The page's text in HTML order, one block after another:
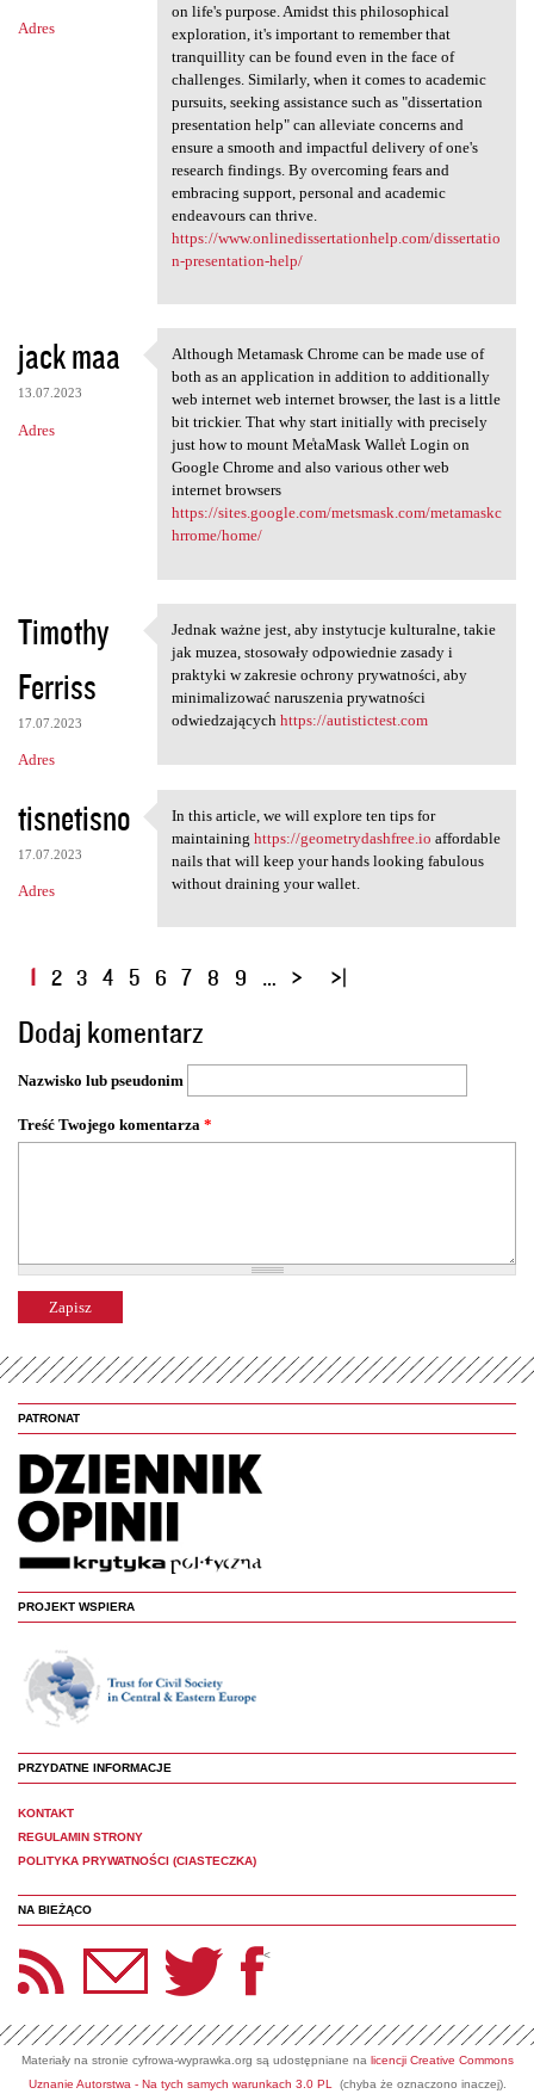
Adres
on life's purpose. Amidst this philosophical
exploration, it's important to remember that
tranquillity can be found even in the face of
challenges. Similarly, when it comes to academic
pursuits, seeking assistance such as "dissertation
presentation help" can alleviate concerns and
ensure a smooth and impactful delivery of one's
research findings. By overcoming fears and
embracing support, personal and academic
endeavours can thrive.
https://www.onlinedissertationhelp.com/dissertatio
n-presentation-help/
jack maa
13.07.2023
Adres
Although Metamask Chrome can
Although Metamask Chrome can be made use of
both as an application in addition to additionally
web internet web internet browser, the last is a little
bit trickier. That why start initially with precisely
just how to mount Me̾taMask Walle̾t Login on
Google Chrome and also various other web
internet browsers
https://sites.google.com/metsmask.com/metamaskc
hrrome/home/
Timothy
Ferriss
17.07.2023
Adres
Jednak ważne jest, aby
Jednak ważne jest, aby instytucje kulturalne, takie
jak muzea, stosowały odpowiednie zasady i
praktyki w zakresie ochrony prywatności, aby
minimalizować naruszenia prywatności
odwiedzających https://autistictest.com
tisnetisno
17.07.2023
Adres
In this article, we will
In this article, we will explore ten tips for
maintaining https://geometrydashfree.io affordable
nails that will keep your hands looking fabulous
without draining your wallet.
S
r
o
y
1 2 3 4 5 6 7 8 9 …
Dodaj komentarz
Nazwisko lub pseudonim
Treść Twojego komentarza *
PATRONAT
PROJEKT WSPIERA
PRZYDATNE INFORMACJE
KONTAKT
REGULAMIN STRONY
POLITYKA PRYWATNOŚCI (CIASTECZKA)
NA BIEŻĄCO
Panoptyka Facebook <
Materiały na stronie cyfrowa-wyprawka.org są udostępniane na licencji Creative Commons
Uznanie Autorstwa - Na tych samych warunkach 3.0 PL
(chyba że oznaczono inaczej).